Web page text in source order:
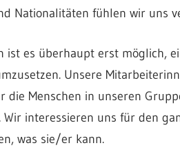
Nationalitäten fühlen wir uns
es überhaupt erst möglich,
Unsere
Menschen in unseren
interessieren uns für den
was sie/er kann.